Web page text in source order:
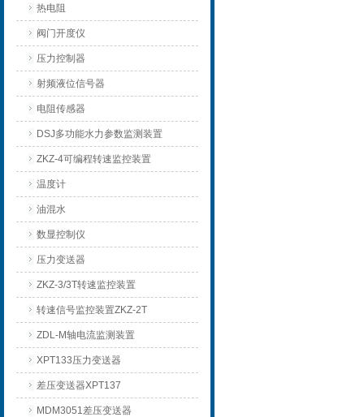
热电阻
阀门开度仪
压力控制器
射频液位信号器
电阻传感器
DSJ多功能水力参数监测装置
ZKZ-4可编程转速监控装置
温度计
油混水
数显控制仪
压力变送器
ZKZ-3/3T转速监控装置
转速信号监控装置ZKZ-2T
ZDL-M轴电流监测装置
XPT133压力变送器
差压变送器XPT137
MDM3051差压变送器